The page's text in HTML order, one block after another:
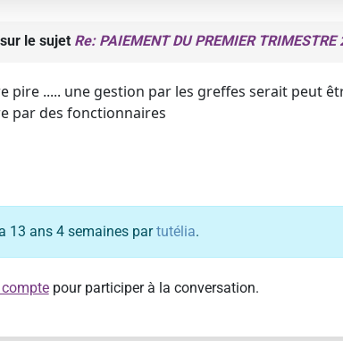
le sujet Re: PAIEMENT DU PREMIER TRIMESTRE
pire ..... une gestion par les greffes serait peut
par des fonctionnaires
13 ans 4 semaines partutélia.
comptepour participer à la conversation.